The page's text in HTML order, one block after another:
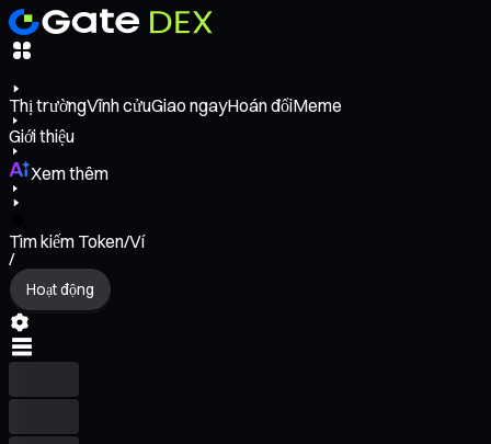
Thị trườngVĩnh cửuGiao ngayHoán đổiMeme
Giới thiệu
Xem thêm
Tìm kiếm Token/Ví
/
Hoạt động